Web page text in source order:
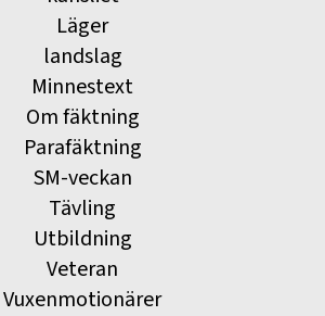
Läger
landslag
Minnestext
Om fäktning
Parafäktning
SM-veckan
Tävling
Utbildning
Veteran
Vuxenmotionärer